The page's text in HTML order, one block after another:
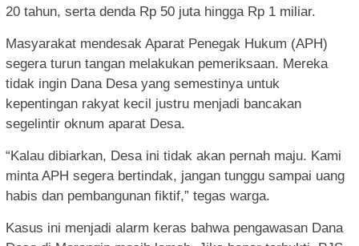
20 tahun, serta denda Rp 50 juta hingga Rp 1 miliar.
Masyarakat mendesak Aparat Penegak Hukum (APH)
segera turun tangan melakukan pemeriksaan. Mereka
tidak ingin Dana Desa yang semestinya untuk
kepentingan rakyat kecil justru menjadi bancakan
segelintir oknum aparat Desa.
“Kalau dibiarkan, Desa ini tidak akan pernah maju. Kami
minta APH segera bertindak, jangan tunggu sampai uang
habis dan pembangunan fiktif,” tegas warga.
Kasus ini menjadi alarm keras bahwa pengawasan Dana